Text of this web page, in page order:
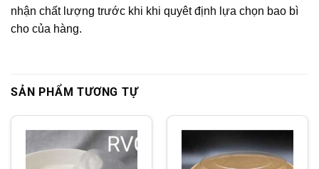
nhận chất lượng trước khi khi quyêt định lựa chọn bao bì
cho của hàng.
SẢN PHẨM TƯƠNG TỰ